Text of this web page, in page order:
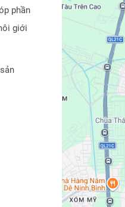
phần
giới